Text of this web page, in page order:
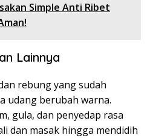
Simple Anti Ribet
Lainnya
rebung yang sudah
udang berubah warna.
gula, dan penyedap rasa
dan masak hingga mendidih